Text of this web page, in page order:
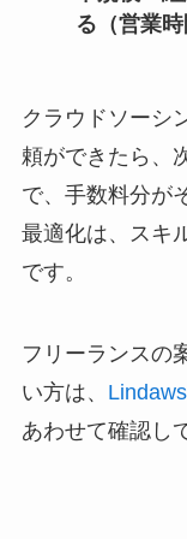
る（営業時
クラウドソーシ
頼ができたら、
で、手数料分が
最適化は、スキ
です。
フリーランスの
い方は、
あわせて確認し